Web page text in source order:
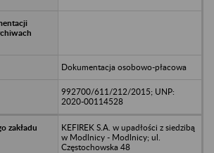
Dokumentacja osobowo-płacowa
992700/611/212/2015; UNP:
2020-00114528
KEFIREK S.A. w upadłości z siedzibą
w Modlnicy - Modlnicy; ul.
Częstochowska 48